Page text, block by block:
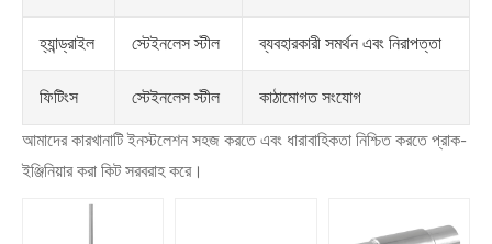
হ্যান্ড্রাইল স্টেইনলেস স্টীল ব্যবহারকারী সমর্থন এবং নিরাপত্তা
ফিটিংস স্টেইনলেস স্টীল কাঠামোগত সংযোগ
আমাদের কারখানাটি ইনস্টলেশন সহজ করতে এবং ধারাবাহিকতা নিশ্চিত করতে প্রাক-
ইঞ্জিনিয়ার করা কিট সরবরাহ করে।